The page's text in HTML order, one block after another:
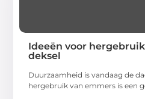
Ideeën voor
deksel
Duurzaamheid is vandaag de
hergebruik van emmers is een